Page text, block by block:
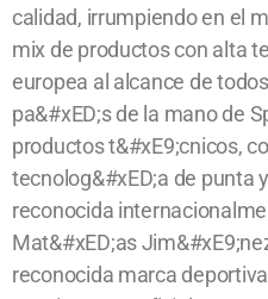
calidad, irrumpiendo en el
mix de productos con alta
europea al alcance de
pa&#xED;s de la mano de
productos t&#xE9;cnicos,
tecnolog&#xED;a de punta
reconocida
Mat&#xED;as
reconocida marca